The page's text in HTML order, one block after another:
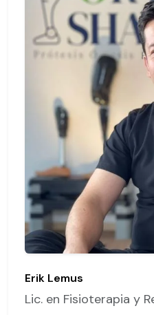
Erik Lemus
Lic. en Fisioterapia y